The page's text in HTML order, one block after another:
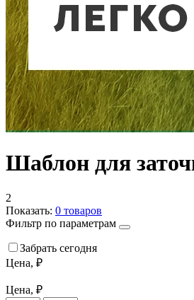
Шаблон для
2
Показать: 0 товаров
Фильтр по параметрам
Забрать сегодня
Цена, ₽
Цена, ₽